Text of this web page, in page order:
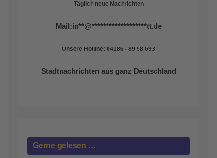
Täglich neue Nachrichten
Mail:in**@*******************tt.de
Unsere Hotline: 04186 - 89 58 693
Stadtnachrichten aus ganz Deutschland
Gerne gelesen …